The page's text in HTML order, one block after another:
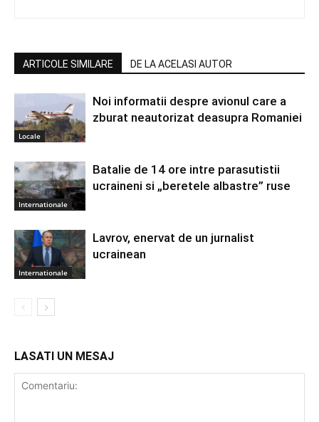
ARTICOLE SIMILARE DE LA ACELASI AUTOR
Locale
Noi informatii despre avionul care a
zburat neautorizat deasupra Romaniei
Internationale
Batalie de 14 ore intre parasutistii
ucraineni si „beretele albastre” ruse
Internationale
Lavrov, enervat de un jurnalist
ucrainean
LASATI UN MESAJ